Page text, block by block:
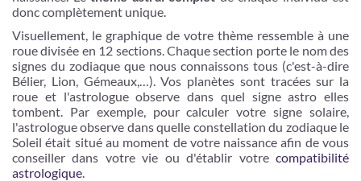
donc complètement unique.
Visuellement, le graphique de votre thème ressemble à une
roue divisée en 12 sections. Chaque section porte le nom des
signes du zodiaque que nous connaissons tous (c'est-à-dire
Bélier, Lion, Gémeaux,…). Vos planètes sont tracées sur la
roue et l'astrologue observe dans quel signe astro elles
tombent. Par exemple, pour calculer votre signe solaire,
l'astrologue observe dans quelle constellation du zodiaque le
Soleil était situé au moment de votre naissance afin de vous
conseiller dans votre vie ou d'établir votre compatibilité
astrologique.